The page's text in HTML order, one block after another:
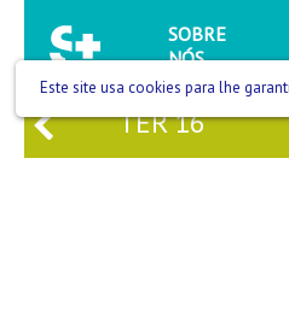
SOBRE
NÓS
TER16
Este site usa cookies para lhe